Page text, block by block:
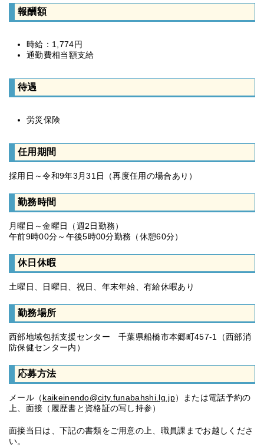
報酬額
時給：1,774円
通勤費相当額支給
待遇
労災保険
任用期間
採用日～令和9年3月31日（再度任用の場合あり）
勤務時間
月曜日～金曜日（週2日勤務）
午前9時00分～午後5時00分勤務（休憩60分）
休日休暇
土曜日、日曜日、祝日、年末年始、有給休暇あり
勤務場所
西部地域包括支援センター 千葉県船橋市本郷町457-1（西部消
防保健センター内）
応募方法
メール（kaikeinendo@city.funabahshi.lg.jp）または電話予約の
上、面接（履歴書と資格証の写し持参）
面接当日は、下記の書類をご用意の上、職員課までお越しくださ
い。